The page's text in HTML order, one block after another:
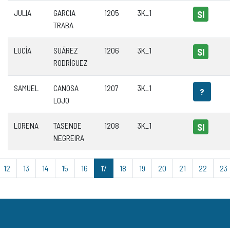
JULIA
GARCIA
TRABA
1205 3K_1 SI
LUCÍA
SUÁREZ
RODRÍGUEZ
1206 3K_1 SI
SAMUEL
CANOSA
LOJO
1207 3K_1 ?
LORENA
TASENDE
NEGREIRA
1208 3K_1 SI
12 13 14 15 16 17 18 19 20 21 22 23